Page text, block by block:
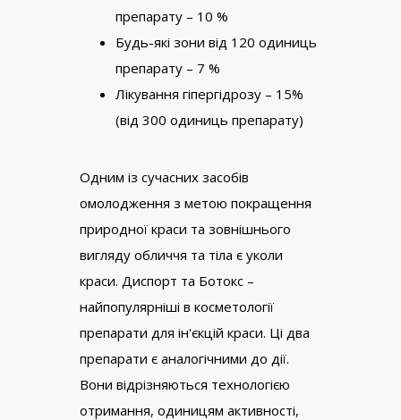
препарату – 10 %
Будь-які зони від 120 одиниць
препарату – 7 %
Лікування гіпергідрозу – 15%
(від 300 одиниць препарату)
Одним із сучасних засобів
омолодження з метою покращення
природної краси та зовнішнього
вигляду обличчя та тіла є уколи
краси. Диспорт та Ботокс –
найпопулярніші в косметології
препарати для ін'єкцій краси. Ці два
препарати є аналогічними до дії.
Вони відрізняються технологією
отримання, одиницям активності,